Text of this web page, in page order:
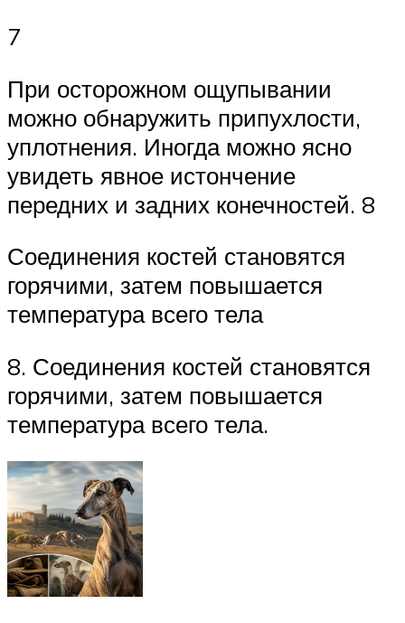
7
При осторожном ощупывании
можно обнаружить припухлости,
уплотнения. Иногда можно ясно
увидеть явное истончение
передних и задних конечностей. 8
Соединения костей становятся
горячими, затем повышается
температура всего тела
8. Соединения костей становятся
горячими, затем повышается
температура всего тела.